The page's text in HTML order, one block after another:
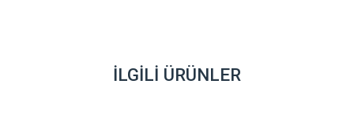
İLGILI ÜRÜNLER